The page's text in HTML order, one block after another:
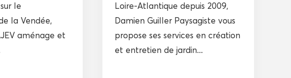
le
la Vendée,
aménage et
Loire-Atlantique depuis 2009,
Damien Guiller Paysagiste vous
propose ses services en création
et entretien de jardin...